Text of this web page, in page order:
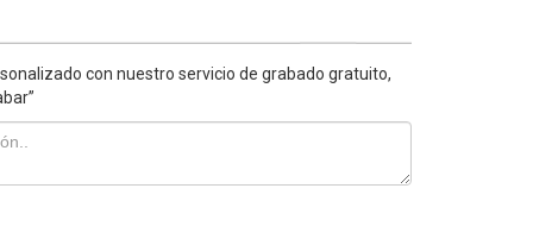
con nuestro servicio de grabado gratuito,